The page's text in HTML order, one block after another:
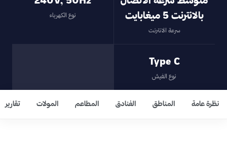
بالانترنت 5 ميغابايت
سرعة الانترنت
نوع الكهرباء
Type C
نوع الفيش
نظرة عامة المناطق الفنادق المطاعم المولات تقارير